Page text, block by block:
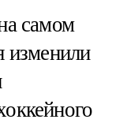
самом
изменили